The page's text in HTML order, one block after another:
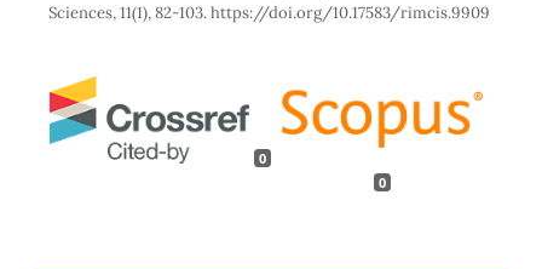
Sciences, 11(1), 82-103. https://doi.org/10.17583/rimcis.9909
0
0